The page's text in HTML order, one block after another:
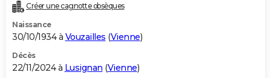
Créer une cagnotte obsèques
Naissance
30/10/1934 à Vouzailles (Vienne)
Décès
22/11/2024 à Lusignan (Vienne)